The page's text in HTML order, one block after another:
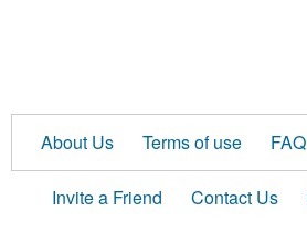
About Us Terms of use FAQ
Invite a Friend Contact Us